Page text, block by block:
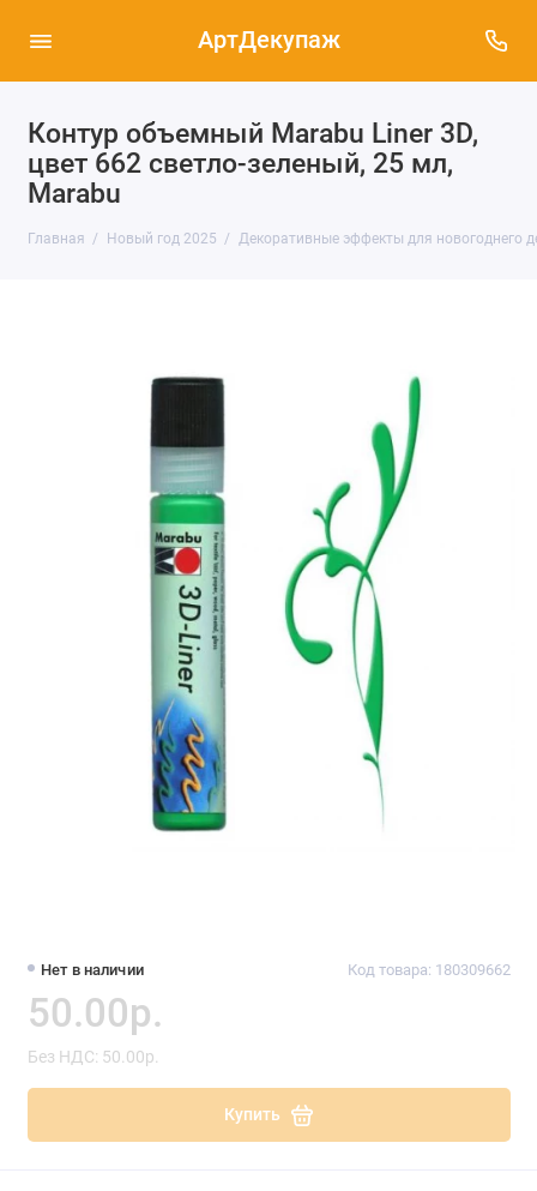
АртДекупаж
Контур объемный Marabu Liner 3D,
цвет 662 светло-зеленый, 25 мл,
Marabu
Главная Новый год 2025 Декоративные эффекты для новогоднего
Нет в наличии Код товара: 180309662
50.00р.
Без НДС: 50.00р.
Купить